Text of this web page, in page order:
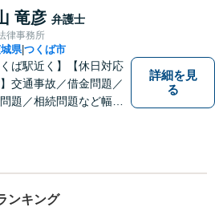
資料を迅速に用いた、
アプローチで活動に取
でおります。是非、お
にご相談ください。
竜彦 弁護士
律事務所
県|つくば市
くば駅近く】【休日対応
交通事故／借金問題／
題／相続問題など幅広
るために精一杯努力い
。
詳細を見
る
ンキング